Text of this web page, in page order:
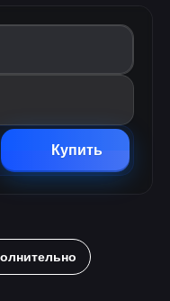
Купить